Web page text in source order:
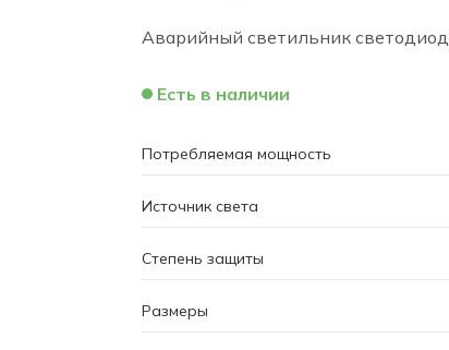
Аварийный светильник
Есть в наличии
Потребляемая мощность
Источник света
Степень защиты
Размеры